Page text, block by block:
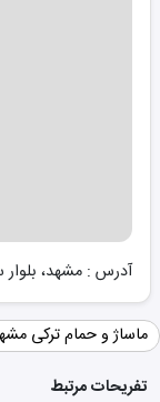
آدرس : مشهد، بلوار
ماساژ و حمام ترکی
تفریحات مرتبط